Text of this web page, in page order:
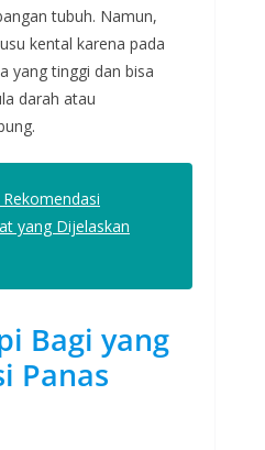
tubuh. Namun,
kental karena pada
yang tinggi dan bisa
darah atau
yang Dijelaskan
Bagi yang
Panas